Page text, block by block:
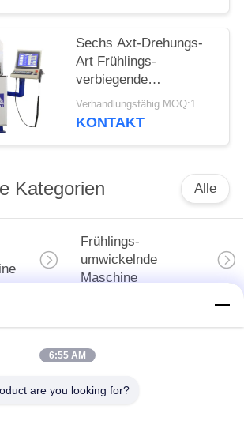
Sechs Axt-Drehungs-
Art Frühlings-
verbiegende
Maschine/
CNC-Frühlings-
Verhandlungsfähig MOQ:1 Satz
KONTAKT
Kategorien Alle
Frühlings-
umwickelnde
Maschine
Frühlings-
Maschine
6:55 AM
are you looking for?